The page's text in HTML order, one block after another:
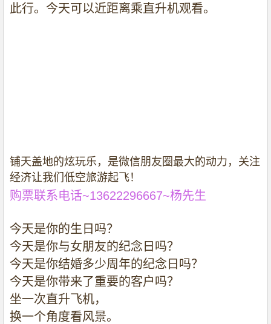
此行。今天可以近距离乘直升机观看。
铺天盖地的炫玩乐，是微信朋友圈最大的动力，关注
经济让我们低空旅游起飞！
购票联系电话~13622296667~杨先生
今天是你的生日吗？
今天是你与女朋友的纪念日吗？
今天是你结婚多少周年的纪念日吗？
今天是你带来了重要的客户吗？
坐一次直升飞机，
换一个角度看风景。